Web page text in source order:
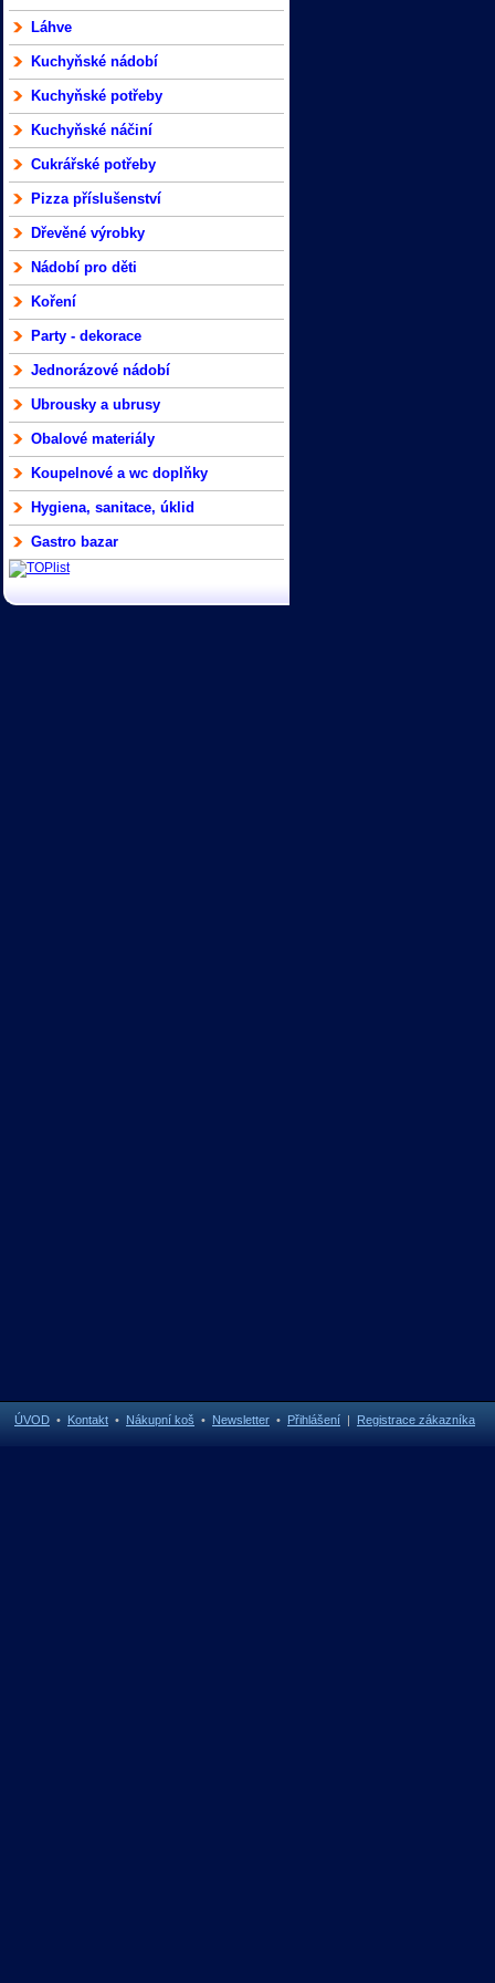
Láhve
Kuchyňské nádobí
Kuchyňské potřeby
Kuchyňské náčiní
Cukrářské potřeby
Pizza příslušenství
Dřevěné výrobky
Nádobí pro děti
Koření
Party - dekorace
Jednorázové nádobí
Ubrousky a ubrusy
Obalové materiály
Koupelnové a wc doplňky
Hygiena, sanitace, úklid
Gastro bazar
ÚVOD • Kontakt • Nákupní koš • Newsletter • Přihlášení | Registrace zákazníka